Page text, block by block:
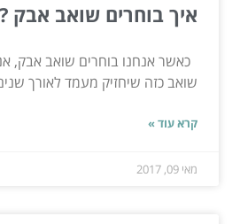
איך בוחרים שואב אבק ?
כאשר אנחנו בוחרים שואב אבק,
שואב כזה שיחזיק מעמד לאורך
קרא עוד »
מאי 09, 2017